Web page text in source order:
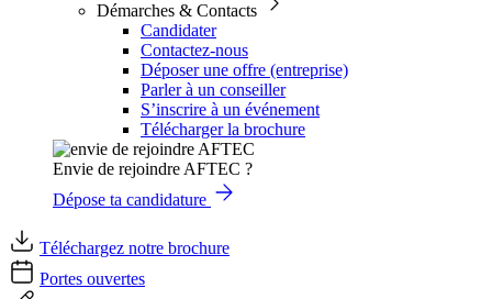
Démarches & Contacts
Candidater
Contactez-nous
Déposer une offre (entreprise)
Parler à un conseiller
S’inscrire à un événement
Télécharger la brochure
Envie de rejoindre AFTEC ?
Dépose ta candidature
Téléchargez notre brochure
Portes ouvertes